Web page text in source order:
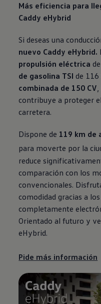
Más eficiencia para
Caddy eHybrid
Si deseas una
nuevo Caddy eHybrid.
propulsión eléctrica
de gasolina TSI de 116
combinada de 150 CV
contribuye a proteger
carretera.
Dispone de 119 km de
para moverte por la
reduce
comparación con los
convencionales.
comodidad gracias a
completamente
Orientado al futuro y
eHybrid.
Pide más información